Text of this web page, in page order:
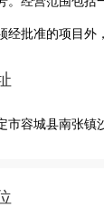
经批准的项目外
市容城县南张镇